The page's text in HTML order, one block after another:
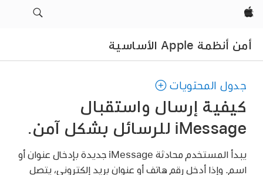
Apple‏
أمن أنظمة Apple الأساسية
جدول المحتويات
كيفية إرسال واستقبال
iMessage للرسائل بشكل آمن.
يبدأ المستخدم محادثة iMessage جديدة بإدخال عنوان أو
اسم. وإذا أدخل رقم هاتف أو عنوان بريد إلكتروني، يتصل